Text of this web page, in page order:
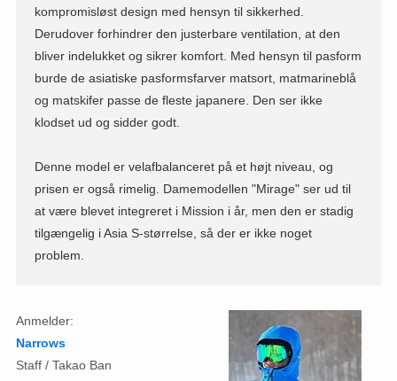
kompromisløst design med hensyn til sikkerhed.
Derudover forhindrer den justerbare ventilation, at den
bliver indelukket og sikrer komfort. Med hensyn til pasform
burde de asiatiske pasformsfarver matsort, matmarineblå
og matskifer passe de fleste japanere. Den ser ikke
klodset ud og sidder godt.
Denne model er velafbalanceret på et højt niveau, og
prisen er også rimelig. Damemodellen "Mirage" ser ud til
at være blevet integreret i Mission i år, men den er stadig
tilgængelig i Asia S-størrelse, så der er ikke noget
problem.
Anmelder:
Narrows
Staff / Takao Ban